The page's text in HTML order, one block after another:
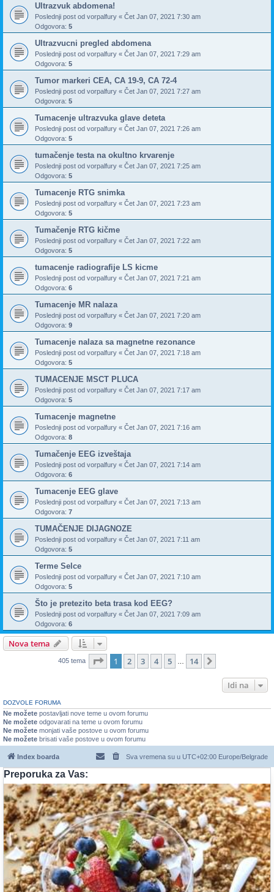
Ultrazvuk abdomena!
Poslednji post od vorpalfury « Čet Jan 07, 2021 7:30 am
Odgovora: 5
Ultrazvucni pregled abdomena
Poslednji post od vorpalfury « Čet Jan 07, 2021 7:29 am
Odgovora: 5
Tumor markeri CEA, CA 19-9, CA 72-4
Poslednji post od vorpalfury « Čet Jan 07, 2021 7:27 am
Odgovora: 5
Tumacenje ultrazvuka glave deteta
Poslednji post od vorpalfury « Čet Jan 07, 2021 7:26 am
Odgovora: 5
tumačenje testa na okultno krvarenje
Poslednji post od vorpalfury « Čet Jan 07, 2021 7:25 am
Odgovora: 5
Tumacenje RTG snimka
Poslednji post od vorpalfury « Čet Jan 07, 2021 7:23 am
Odgovora: 5
Tumačenje RTG kičme
Poslednji post od vorpalfury « Čet Jan 07, 2021 7:22 am
Odgovora: 5
tumacenje radiografije LS kicme
Poslednji post od vorpalfury « Čet Jan 07, 2021 7:21 am
Odgovora: 6
Tumacenje MR nalaza
Poslednji post od vorpalfury « Čet Jan 07, 2021 7:20 am
Odgovora: 9
Tumacenje nalaza sa magnetne rezonance
Poslednji post od vorpalfury « Čet Jan 07, 2021 7:18 am
Odgovora: 5
TUMACENJE MSCT PLUCA
Poslednji post od vorpalfury « Čet Jan 07, 2021 7:17 am
Odgovora: 5
Tumacenje magnetne
Poslednji post od vorpalfury « Čet Jan 07, 2021 7:16 am
Odgovora: 8
Tumačenje EEG izveštaja
Poslednji post od vorpalfury « Čet Jan 07, 2021 7:14 am
Odgovora: 6
Tumacenje EEG glave
Poslednji post od vorpalfury « Čet Jan 07, 2021 7:13 am
Odgovora: 7
TUMAČENJE DIJAGNOZE
Poslednji post od vorpalfury « Čet Jan 07, 2021 7:11 am
Odgovora: 5
Terme Selce
Poslednji post od vorpalfury « Čet Jan 07, 2021 7:10 am
Odgovora: 5
Što je pretezito beta trasa kod EEG?
Poslednji post od vorpalfury « Čet Jan 07, 2021 7:09 am
Odgovora: 6
Nova tema
405 tema Stranica 1od14
1 2 3 4 5 14
Idi na
DOZVOLE FORUMA
Ne možete postavljati nove teme u ovom forumu
Ne možete odgovarati na teme u ovom forumu
Ne možete monjati vaše postove u ovom forumu
Ne možete brisati vaše postove u ovom forumu
Index boarda Sva vremena su u UTC+02:00 Europe/Belgrade
Preporuka za Vas: